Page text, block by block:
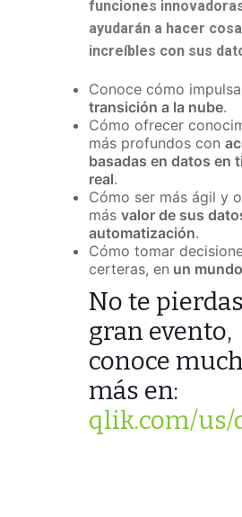
funciones
ayudarán a hacer
increíbles con sus
Conoce cómo
transición a la nube.
Cómo ofrecer
más profundos con
basadas en datos en
real.
Cómo ser más ágil y
más valor de sus
automatización.
Cómo tomar
certeras, en un
No te
gran evento,
conoce
más en:
qlik.com/